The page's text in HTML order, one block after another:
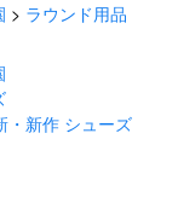
ラウンド用品
・新作 シューズ